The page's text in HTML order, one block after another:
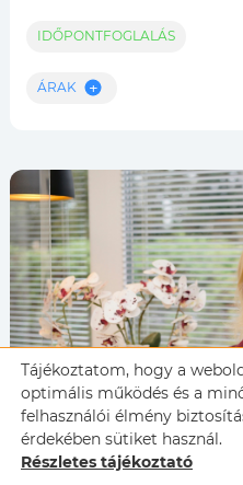
IDŐPONTFOGLALÁS
ÁRAK
Tájékoztatom, hogy a
optimális működés és a
felhasználói élmény
érdekében sütiket használ.
Részletes tájékoztató